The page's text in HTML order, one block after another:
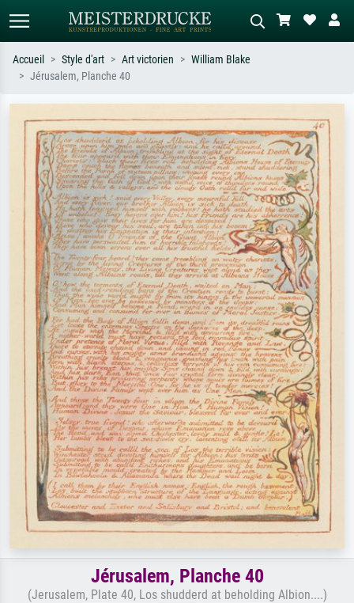
Recherchez par artiste, titre ou style –
ex. Monet, Nuit étoilée,
impressionnisme, vague de Hokusai,
nu.
Décrivez la scène – ex. prairie verte,
abstrait avec beaucoup de rouge,
tableau sombre, nu debout près d'un
arbre.
Accueil Style d'art Art victorien
William Blake
Jérusalem, Planche 40
Jérusalem, Planche 40
(Jerusalem, Plate 40, Los shudderd at beholding Albion....)